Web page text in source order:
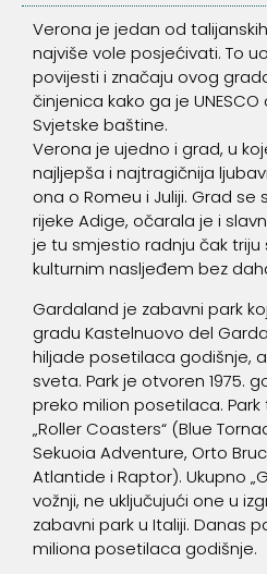
Verona je jedan od
najviše vole posjećivati. To
povijesti i značaju ovog
činjenica kako ga je
Svjetske baštine.
Verona je ujedno i grad, u
najljepša i najtragičnija
ona o Romeu i Juliji. Grad
rijeke Adige, očarala je i
je tu smjestio radnju čak
kulturnim nasljeđem bez
Gardaland je zabavni park
gradu Kastelnuovo del
hiljade posetilaca godišnje,
sveta. Park je otvoren 1975.
preko milion posetilaca.
„Roller Coasters“ (Blue
Sekuoia Adventure, Orto
Atlantide i Raptor). Ukupno
vožnji, ne uključujući one u
zabavni park u Italiji. Danas
miliona posetilaca godišnje.